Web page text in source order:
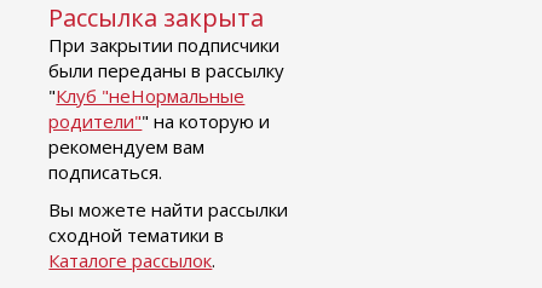
Рассылка закрыта
При закрытии подписчики
были переданы в рассылку
"Клуб "неНормальные
родители"" на которую и
рекомендуем вам
подписаться.
Вы можете найти рассылки
сходной тематики в
Каталоге рассылок.